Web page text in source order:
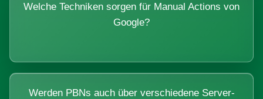
Welche Techniken sorgen für Manual Actions von
Google?
Werden PBNs auch über verschiedene Server-